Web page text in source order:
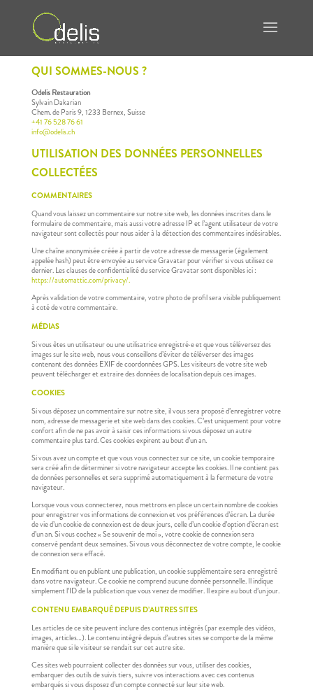
QUI SOMMES-NOUS ?
Odelis Restauration
Sylvain Dakarian
Chem. de Paris 9, 1233 Bernex, Suisse
+41 76 528 76 61
info@odelis.ch
UTILISATION DES DONNÉES PERSONNELLES
COLLECTÉES
COMMENTAIRES
Quand vous laissez un commentaire sur notre site web, les données inscrites dans le
formulaire de commentaire, mais aussi votre adresse IP et l’agent utilisateur de votre
navigateur sont collectés pour nous aider à la détection des commentaires indésirables.
Une chaîne anonymisée créée à partir de votre adresse de messagerie (également
appelée hash) peut être envoyée au service Gravatar pour vérifier si vous utilisez ce
dernier. Les clauses de confidentialité du service Gravatar sont disponibles ici :
https://automattic.com/privacy/.
Après validation de votre commentaire, votre photo de profil sera visible publiquement
à coté de votre commentaire.
MÉDIAS
Si vous êtes un utilisateur ou une utilisatrice enregistré·e et que vous téléversez des
images sur le site web, nous vous conseillons d’éviter de téléverser des images
contenant des données EXIF de coordonnées GPS. Les visiteurs de votre site web
peuvent télécharger et extraire des données de localisation depuis ces images.
COOKIES
Si vous déposez un commentaire sur notre site, il vous sera proposé d’enregistrer votre
nom, adresse de messagerie et site web dans des cookies. C’est uniquement pour votre
confort afin de ne pas avoir à saisir ces informations si vous déposez un autre
commentaire plus tard. Ces cookies expirent au bout d’un an.
Si vous avez un compte et que vous vous connectez sur ce site, un cookie temporaire
sera créé afin de déterminer si votre navigateur accepte les cookies. Il ne contient pas
de données personnelles et sera supprimé automatiquement à la fermeture de votre
navigateur.
Lorsque vous vous connecterez, nous mettrons en place un certain nombre de cookies
pour enregistrer vos informations de connexion et vos préférences d’écran. La durée
de vie d’un cookie de connexion est de deux jours, celle d’un cookie d’option d’écran est
d’un an. Si vous cochez « Se souvenir de moi », votre cookie de connexion sera
conservé pendant deux semaines. Si vous vous déconnectez de votre compte, le cookie
de connexion sera effacé.
En modifiant ou en publiant une publication, un cookie supplémentaire sera enregistré
dans votre navigateur. Ce cookie ne comprend aucune donnée personnelle. Il indique
simplement l’ID de la publication que vous venez de modifier. Il expire au bout d’un jour.
CONTENU EMBARQUÉ DEPUIS D’AUTRES SITES
Les articles de ce site peuvent inclure des contenus intégrés (par exemple des vidéos,
images, articles…). Le contenu intégré depuis d’autres sites se comporte de la même
manière que si le visiteur se rendait sur cet autre site.
Ces sites web pourraient collecter des données sur vous, utiliser des cookies,
embarquer des outils de suivis tiers, suivre vos interactions avec ces contenus
embarqués si vous disposez d’un compte connecté sur leur site web.